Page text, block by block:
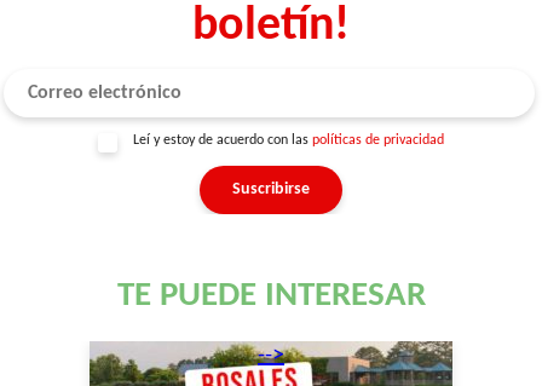
boletín!
Leí y estoy de acuerdo con las políticas de privacidad
TE PUEDE INTERESAR
-->